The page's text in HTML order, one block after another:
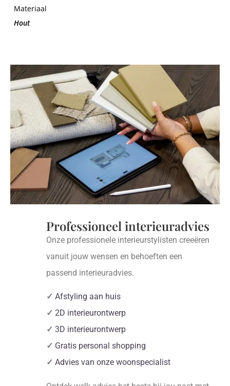
Materiaal
Hout
Professioneel interieuradvies
Onze professionele interieurstylisten creeëren
vanuit jouw wensen en behoeften een
passend interieuradvies.
✓ Afstyling aan huis
✓ 2D interieurontwerp
✓ 3D interieurontwerp
✓ Gratis personal shopping
✓ Advies van onze woonspecialist